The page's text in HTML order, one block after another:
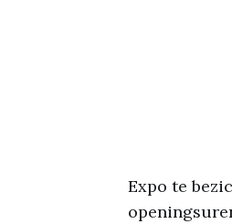
Expo te